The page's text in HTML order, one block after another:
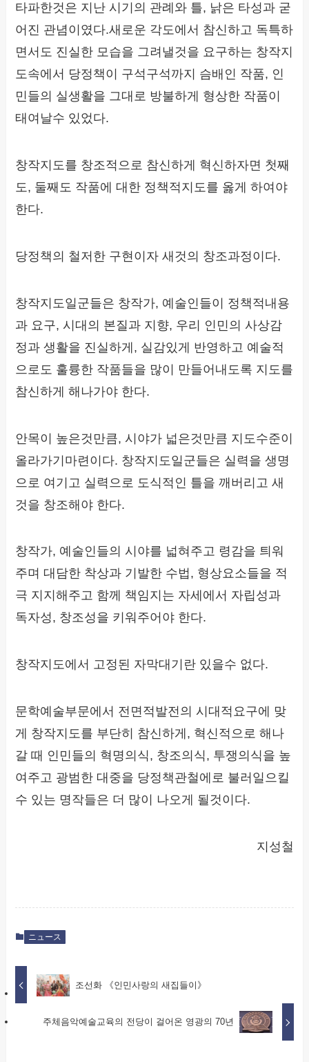
타파한것은 지난 시기의 관례와 틀, 낡은 타성과 굳
어진 관념이였다.새로운 각도에서 참신하고 독특하
면서도 진실한 모습을 그려낼것을 요구하는 창작지
도속에서 당정책이 구석구석까지 슴배인 작품, 인
민들의 실생활을 그대로 방불하게 형상한 작품이
태여날수 있었다.
창작지도를 창조적으로 참신하게 혁신하자면 첫째
도, 둘째도 작품에 대한 정책적지도를 옳게 하여야
한다.
당정책의 철저한 구현이자 새것의 창조과정이다.
창작지도일군들은 창작가, 예술인들이 정책적내용
과 요구, 시대의 본질과 지향, 우리 인민의 사상감
정과 생활을 진실하게, 실감있게 반영하고 예술적
으로도 훌륭한 작품들을 많이 만들어내도록 지도를
참신하게 해나가야 한다.
안목이 높은것만큼, 시야가 넓은것만큼 지도수준이
올라가기마련이다. 창작지도일군들은 실력을 생명
으로 여기고 실력으로 도식적인 틀을 깨버리고 새
것을 창조해야 한다.
창작가, 예술인들의 시야를 넓혀주고 령감을 틔워
주며 대담한 착상과 기발한 수법, 형상요소들을 적
극 지지해주고 함께 책임지는 자세에서 자립성과
독자성, 창조성을 키워주어야 한다.
창작지도에서 고정된 자막대기란 있을수 없다.
문학예술부문에서 전면적발전의 시대적요구에 맞
게 창작지도를 부단히 참신하게, 혁신적으로 해나
갈 때 인민들의 혁명의식, 창조의식, 투쟁의식을 높
여주고 광범한 대중을 당정책관철에로 불러일으킬
수 있는 명작들은 더 많이 나오게 될것이다.
지성철
ニュース
조선화 《인민사랑의 새집들이》
주체음악예술교육의 전당이 걸어온 영광의 70년